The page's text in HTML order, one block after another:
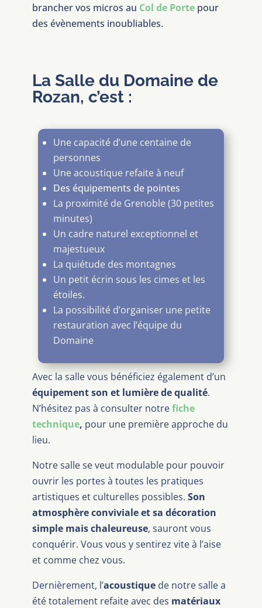
brancher vos micros au Col de Portepour
des évènements inoubliables.
La Salle du Domaine de
Rozan, c’est :
Une capacité d’une centaine de
personnes
Une acoustique refaite à neuf
Des équipements de pointes
La proximité de Grenoble (30 petites
minutes)
Un cadre naturel exceptionnel et
majestueux
La quiétude des montagnes
Un petit écrin sous les cimes et les
étoiles.
La possibilité d’organiser une petite
restauration avec l’équipe du
Domaine
Avec la salle vous bénéficiez également d’un
équipement son et lumière de qualité.
N’hésitez pas à consulter notrefiche
technique, pour une première approche du
lieu.
Notre salle se veut modulable pour pouvoir
ouvrir les portes à toutes les pratiques
artistiques et culturelles possibles. Son
atmosphère conviviale et sa décoration
simple mais chaleureuse, sauront vous
conquérir. Vous vous y sentirez vite à l’aise
et comme chez vous.
Dernièrement, l’acoustiquede notre salle a
été totalement refaite avec des matériaux